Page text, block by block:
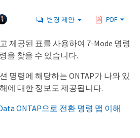
변경 제안 PDF
제공된 표를 사용하여 7-Mode 명령
을 찾을 수 있습니다.
명령에 해당하는 ONTAP가 나와 있
에 대한 정보도 제공됩니다.
ONTAP으로 전환 명령 맵 이해